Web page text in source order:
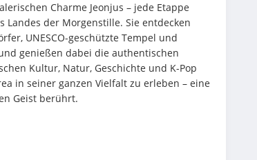
Charme Jeonjus – jede Etappe
der Morgenstille. Sie entdecken
UNESCO-geschützte Tempel und
genießen dabei die authentischen
Kultur, Natur, Geschichte und K-Pop
in seiner ganzen Vielfalt zu erleben – eine
Geist berührt.